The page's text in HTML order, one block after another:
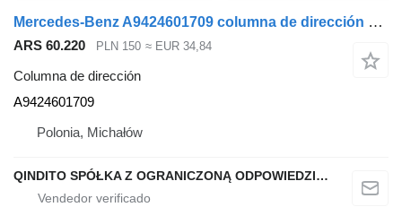
Mercedes-Benz A9424601709 columna de dirección para Mercedes-Benz ACTROS cabeza tractora
ARS 60.220 PLN 150 ≈ EUR 34,84
Columna de dirección
A9424601709
Polonia, Michałów
QINDITO SPÓŁKA Z OGRANICZONĄ ODPOWIEDZIALNOŚCIĄ